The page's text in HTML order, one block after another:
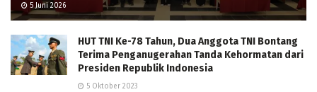
5 Juni 2026
HUT TNI Ke-78 Tahun, Dua Anggota TNI Bontang
Terima Penganugerahan Tanda Kehormatan dari
Presiden Republik Indonesia
5 Oktober 2023